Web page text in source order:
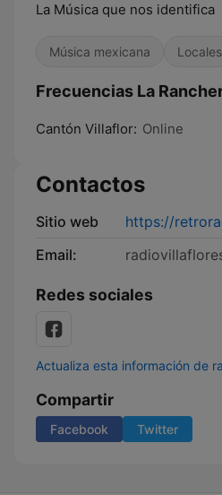
La Música que nos identifica
Música mexicana Locales
Frecuencias La
Cantón Villaflor: Online
Contactos
Sitio web
https://
Email:
Redes sociales
Actualiza esta información de
Compartir
Facebook Twitter